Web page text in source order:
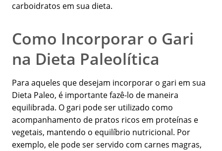
carboidratos em sua dieta.
Como Incorporar o Gari
na Dieta Paleolítica
Para aqueles que desejam incorporar o gari em sua
Dieta Paleo, é importante fazê-lo de maneira
equilibrada. O gari pode ser utilizado como
acompanhamento de pratos ricos em proteínas e
vegetais, mantendo o equilíbrio nutricional. Por
exemplo, ele pode ser servido com carnes magras,